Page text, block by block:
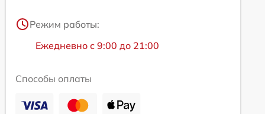
Режим работы:
Ежедневно с 9:00 до 21:00
Способы оплаты